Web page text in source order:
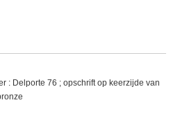
: Delporte 76 ; opschrift op keerzijde van